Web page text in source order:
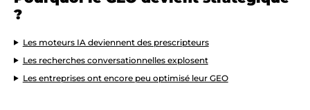
?
Les moteurs IA deviennent des prescripteurs
Les recherches conversationnelles explosent
Les entreprises ont encore peu optimisé leur GEO